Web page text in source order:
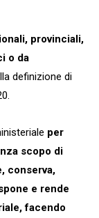
provinciali,
o da
definizione di
per
scopo di
conserva,
e rende
facendo